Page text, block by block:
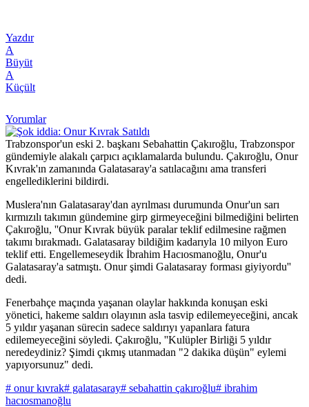
Yazdır
A
Büyüt
A
Küçült
Yorumlar
Trabzonspor'un eski 2. başkanı Sebahattin Çakıroğlu, Trabzonspor
gündemiyle alakalı çarpıcı açıklamalarda bulundu. Çakıroğlu, Onur
Kıvrak'ın zamanında Galatasaray'a satılacağını ama transferi
engellediklerini bildirdi.
Muslera'nın Galatasaray'dan ayrılması durumunda Onur'un sarı
kırmızılı takımın gündemine girp girmeyeceğini bilmediğini belirten
Çakıroğlu, ''Onur Kıvrak büyük paralar teklif edilmesine rağmen
takımı bırakmadı. Galatasaray bildiğim kadarıyla 10 milyon Euro
teklif etti. Engellemeseydik İbrahim Hacıosmanoğlu, Onur'u
Galatasaray'a satmıştı. Onur şimdi Galatasaray forması giyiyordu''
dedi.
Fenerbahçe maçında yaşanan olaylar hakkında konuşan eski
yönetici, hakeme saldırı olayının asla tasvip edilemeyeceğini, ancak
5 yıldır yaşanan sürecin sadece saldırıyı yapanlara fatura
edilemeyeceğini söyledi. Çakıroğlu, ''Kulüpler Birliği 5 yıldır
neredeydiniz? Şimdi çıkmış utanmadan "2 dakika düşün" eylemi
yapıyorsunuz" dedi.
# onur kıvrak# galatasaray# sebahattin çakıroğlu# ibrahim
hacıosmanoğlu